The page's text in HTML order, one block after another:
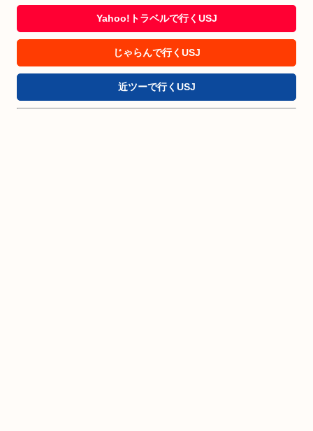
Yahoo!トラベルで行くUSJ
じゃらんで行くUSJ
近ツーで行くUSJ